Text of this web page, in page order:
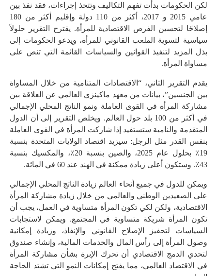
لكن الحكومات بدأت تفهم التكاليف وتتخذ إجراءات، فقد نفذ بين
عامي 2015 و 2017، أكثر من 110 دولة وإقليم أكثر من 180
إصلاحًا لتحسين الفرص الاقتصادية للمرأة. يقترح التقرير حلولاً
سياسية لتسوية الملعب القانوني للمرأة، ويدعو الحكومات إلى
بذل المزيد لتنفيذ القوانين والسياسات القائمة التي تنص على
مساواة المرأة.
يقدم التقرير الثاني، “الاقتصادات المتنامية من خلال المساواة
بين الجنسين”، بيانات من معهد ماكينزي العالمي عن العلاقة بين
مشاركة المرأة في القوى العاملة ونمو الناتج المحلي الإجمالي
في أكثر من 100 بلد حول العالم. ويخلص التقرير إلى أن الدول
المتقدمة والنامية ستستفيد إذا شاركت المرأة في القوى العاملة
بنفس القدر مثل الرجل: سيزيد اقتصاد الولايات المتحدة بنسبة
19٪ بحلول عام 2025، والصين بنسبة 20٪، والمكسيك بنسبة
43٪. وستكون أعلى زيادة ممكنة في الهند عند 60 في المائة.
ويمكن للدول في جميع أنحاء العالم زيادة الناتج المحلي الإجمالي
على الصعيدين الوطني والعالمي من خلال زيادة مشاركة المرأة
الاقتصادية، ولكن لكي تكون المرأة متساوية في العمل، يجب أن
تكون المرأة شريكة متساوية في المجتمع. ويمكن لاستجابات
السياسات لتحفيز الإصلاح القانوني والإنفاذ، وزيادة إمكانية
وصول المرأة إلى رأس المال والخدمات المالية، وإنشاء صندوق
لتحدي الدمج الاقتصادي أن تحرك الإبرة بشأن مشاركة المرأة
في الاقتصاد العالمي، مما يفتح إمكانات النمو التي تشتد الحاجة